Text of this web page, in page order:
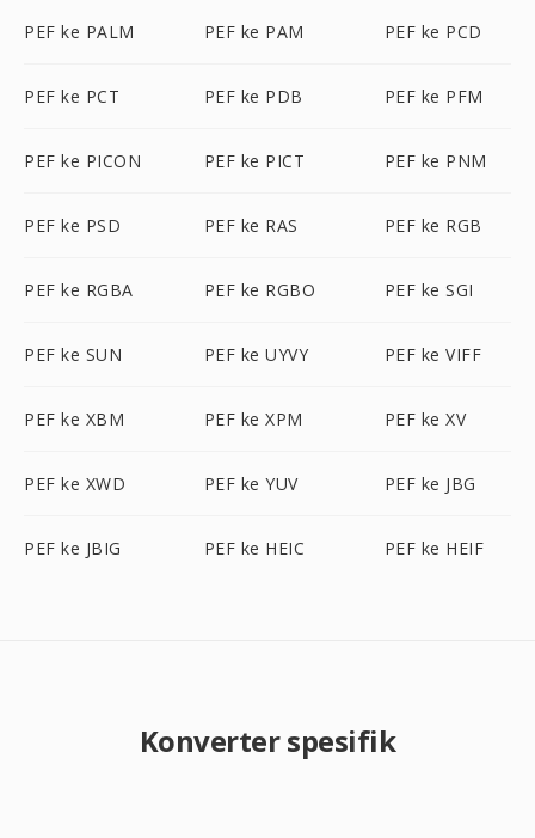
PEF ke PALM PEF ke PAM PEF ke PCD
PEF ke PCT PEF ke PDB PEF ke PFM
PEF ke PICON PEF ke PICT PEF ke PNM
PEF ke PSD PEF ke RAS PEF ke RGB
PEF ke RGBA PEF ke RGBO PEF ke SGI
PEF ke SUN PEF ke UYVY PEF ke VIFF
PEF ke XBM PEF ke XPM PEF ke XV
PEF ke XWD PEF ke YUV PEF ke JBG
PEF ke JBIG PEF ke HEIC PEF ke HEIF
Konverter spesifik